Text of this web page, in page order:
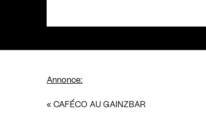
Annonce:
« CAFÉCO AU GAINZBAR